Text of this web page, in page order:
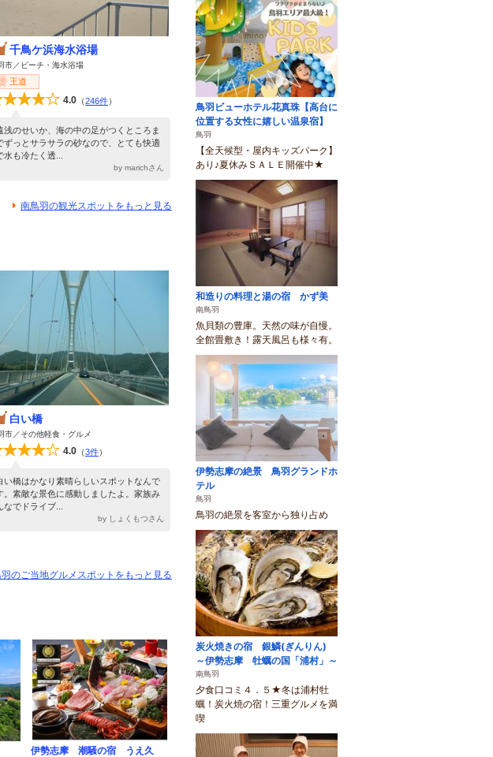
千鳥ケ浜海水浴場
市／ビーチ・海水浴場
王道
4.0 （246件）
浅のせいか、海の中の足がつくところま
ずっとサラサラの砂なので、とても快適
水も冷たく透...
by marichさん
南鳥羽の観光スポットをもっと見る
白い橋
市／その他軽食・グルメ
4.0 （3件）
い橋はかなり素晴らしいスポットなんで
。素敵な景色に感動しましたよ。家族み
なでドライブ...
by しょくもつさん
のご当地グルメスポットをもっと見る
伊勢志摩 潮騒の宿 うえ久
鳥羽ビューホテル花真珠【高台に
位置する女性に嬉しい温泉宿】
鳥羽
【全天候型・屋内キッズパーク】
あり♪夏休みＳＡＬＥ開催中★
和造りの料理と湯の宿 かず美
南鳥羽
魚貝類の豊庫。天然の味が自慢。
全館畳敷き！露天風呂も様々有。
伊勢志摩の絶景 鳥羽グランドホ
テル
鳥羽
鳥羽の絶景を客室から独り占め
炭火焼きの宿 銀鱗(ぎんりん)
～伊勢志摩 牡蠣の国「浦村」～
南鳥羽
夕食口コミ４．５★冬は浦村牡
蠣！炭火焼の宿！三重グルメを満
喫